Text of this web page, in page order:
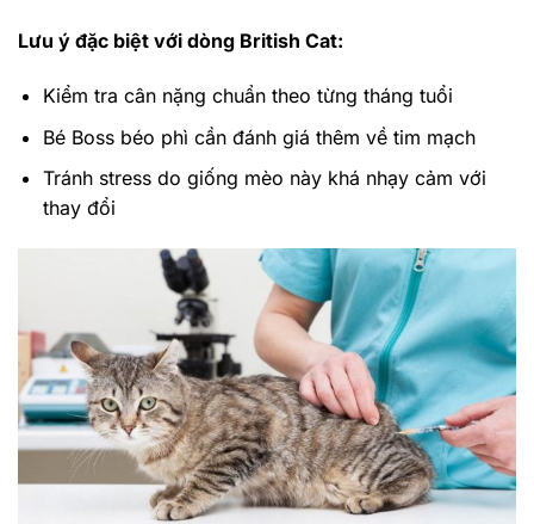
Lưu ý đặc biệt với dòng British Cat:
Kiểm tra cân nặng chuẩn theo từng tháng tuổi
Bé Boss béo phì cần đánh giá thêm về tim mạch
Tránh stress do giống mèo này khá nhạy cảm với
thay đổi